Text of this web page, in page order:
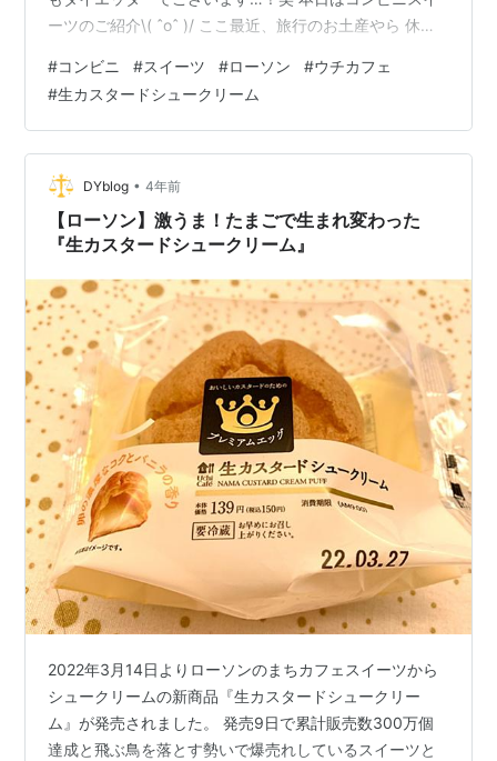
ーツのご紹介\( ˆoˆ )/ ここ最近、旅行のお土産やら 休日
我が家がお菓子の家と化しておりまして コンビニスイー
ツは自粛しておりました(￣▽￣;) でもでも！ ローソンさ
んの前を通ったら 生カスタードシュークリーム！ 生カス
タードシュークリーム！！！ って… まるでわたしを 呼ん
でいるかのようだったのです(´；Д；…
#コンビニ #スイーツ #ローソン #ウチカフェ
#生カスタードシュークリーム
DYblog • 4年前
【ローソン】激うま！たまごで生まれ変わった
『生カスタードシュークリーム』
2022年3月14日よりローソンのまちカフェスイーツから
シュークリームの新商品『生カスタードシュークリー
ム』が発売されました。 発売9日で累計販売数300万個
達成と飛ぶ鳥を落とす勢いで爆売れしているスイーツと